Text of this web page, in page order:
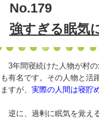
No.179
強すぎる眠気
3年間寝続けた人物が村の
も有名です。その人物と活
ますが、 実際の人間は寝貯
逆に、過剰に眠気を覚え